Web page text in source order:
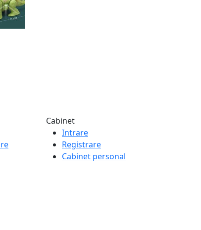
Cabinet
Intrare
Registrare
Cabinet personal